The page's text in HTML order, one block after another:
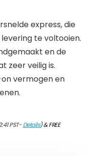
express, die
te voltooien.
en de
zeer veilig is.
vermogen en
PST-Details)&FREE